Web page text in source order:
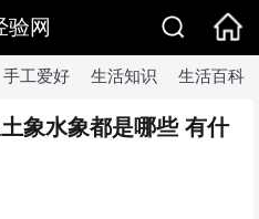
验网
手工爱好 生活知识 生活百科
象水象都是哪些 有什